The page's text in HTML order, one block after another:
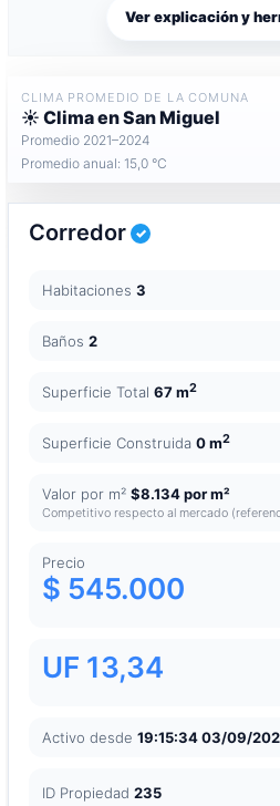
Ver explicación y
CLIMA PROMEDIO DE LA COMUNA
☀️ Clima en San Miguel
Promedio 2021–2024
Promedio anual: 15,0 °C
Corredor
Habitaciones 3
Baños 2
Superficie Total 67 m2
Superficie Construida 0 m2
Valor por m² $8.134 por m²
Competitivo respecto al mercado
Precio
$ 545.000
UF 13,34
Activo desde 19:15:34 03/09/
ID Propiedad 235